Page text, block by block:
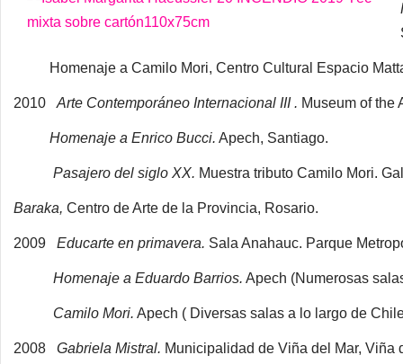
Homenaje a Camilo Mori, Centro Cultural Espacio
2010 Arte Contemporáneo Internacional III . Museum of
Homenaje a Enrico Bucci. Apech, Santiago.
Pasajero del siglo XX. Muestra tributo Camilo Mori.
Baraka, Centro de Arte de la Provincia, Rosario.
2009 Educarte en primavera. Sala Anahauc. Parque
Homenaje a Eduardo Barrios. Apech (Numerosas
Camilo Mori. Apech ( Diversas salas a lo largo de
2008 Gabriela Mistral. Municipalidad de Viña del Mar, Viña